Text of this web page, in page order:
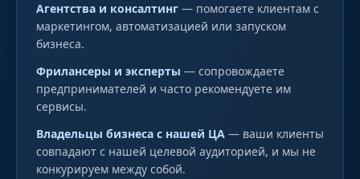
Агентства и консалтинг — помогаете клиентам с
маркетингом, автоматизацией или запуском
бизнеса.
Фрилансеры и эксперты — сопровождаете
предпринимателей и часто рекомендуете им
сервисы.
Владельцы бизнеса с нашей ЦА — ваши клиенты
совпадают с нашей целевой аудиторией, и мы не
конкурируем между собой.